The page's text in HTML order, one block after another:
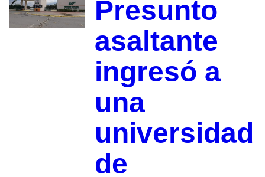
Presunto
asaltante
ingresó a
una
universidad
de